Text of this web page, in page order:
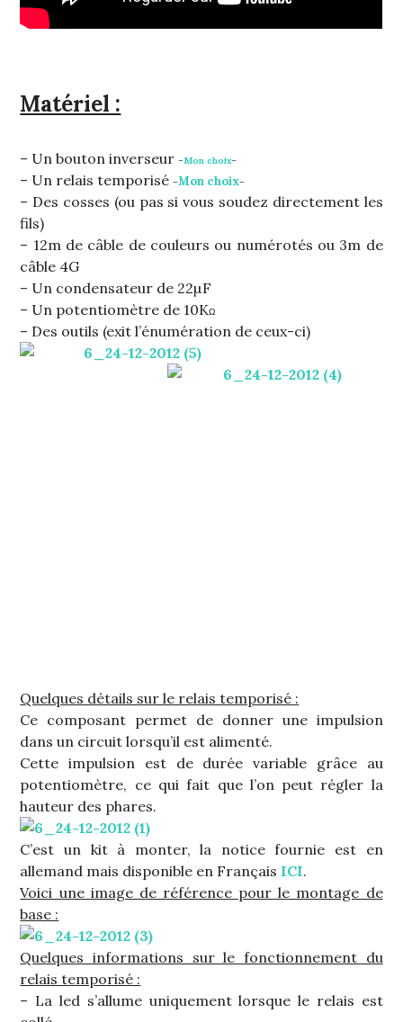
Matériel :
– Un bouton inverseur–Mon choix–
– Un relais temporisé–Mon choix–
– Des cosses (ou pas si vous soudez directement les
fils)
– 12m de câble de couleurs ou numérotés ou 3m de
câble 4G
– Un condensateur de 22µF
– Un potentiomètre de 10KΩ
– Des outils (exit l’énumération de ceux-ci)
Quelques détails sur le relais temporisé :
Ce composant permet de donner une impulsion
dans un circuit lorsqu’il est alimenté.
Cette impulsion est de durée variable grâce au
potentiomètre, ce qui fait que l’on peut régler la
hauteur des phares.
C’est un kit à monter, la notice fournie est en
allemand mais disponible en Français ICI.
Voici une image de référence pour le montage de
base :
Quelques informations sur le fonctionnement du
relais temporisé :
– La led s’allume uniquement lorsque le relais est